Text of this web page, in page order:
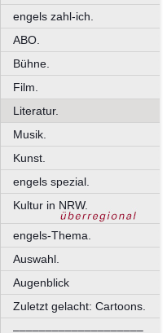
engels zahl-ich.
ABO.
Bühne.
Film.
Literatur.
Musik.
Kunst.
engels spezial.
Kultur in NRW.
engels-Thema.
Auswahl.
Augenblick
Zuletzt gelacht: Cartoons.
––––––––––––––––––––